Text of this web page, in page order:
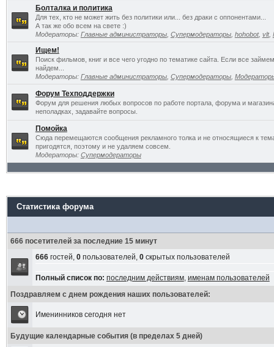
Болталка и политика
Для тех, кто не может жить без политики или... без драки с оппонентами...
А так же обо всем на свете :)
Модераторы: Главные администраторы, Супермодераторы, hohobot, vlt,
Ищем!
Поиск фильмов, книг и все чего угодно по тематике сайта. Если все
найдем...
Модераторы: Главные администраторы, Супермодераторы,
Форум Техподдержки
Форум для решения любых вопросов по работе портала, форума и
неполадках, задавайте вопросы.
Помойка
Сюда перемещаются сообщения рекламного толка и не относящиеся к
пригодятся, поэтому и не удаляем совсем.
Модераторы: Супермодераторы
Статистика форума
666 посетителей за последние 15 минут
666гостей, 0пользователей, 0скрытых пользователей
Полный список по: последним действиям, именам пользователей
Поздравляем с днем рождения наших пользователей:
Именинников сегодня нет
Будущие календарные события (в пределах 5 дней)